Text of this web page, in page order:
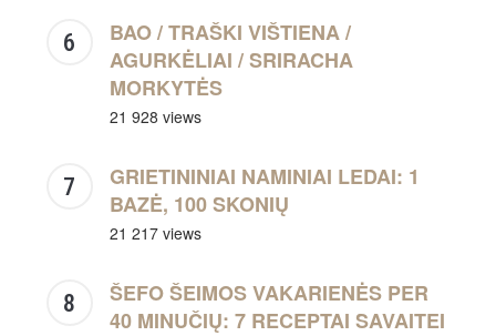
BAO / TRAŠKI VIŠTIENA /
AGURKĖLIAI / SRIRACHA
MORKYTĖS
21 928 views
GRIETININIAI NAMINIAI LEDAI: 1
BAZĖ, 100 SKONIŲ
21 217 views
ŠEFO ŠEIMOS VAKARIENĖS PER
40 MINUČIŲ: 7 RECEPTAI SAVAITEI